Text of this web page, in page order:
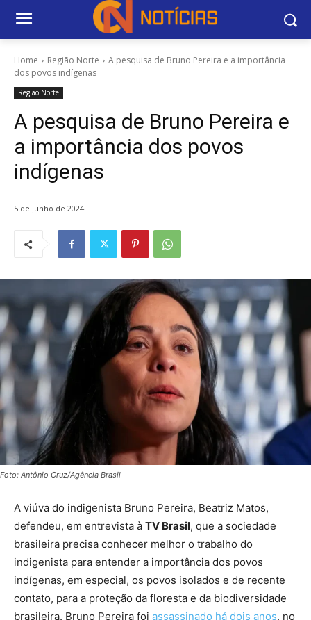
Home Região Norte
A pesquisa de Bruno Pereira e a importância
dos povos indígenas
Região Norte
A pesquisa de Bruno Pereira e
a importância dos povos
indígenas
5 de junho de 2024
Foto: Antônio Cruz/Agência Brasil
A viúva do indigenista Bruno Pereira, Beatriz Matos,
defendeu, em entrevista à TV Brasil, que a sociedade
brasileira precisa conhecer melhor o trabalho do
indigenista para entender a importância dos povos
indígenas, em especial, os povos isolados e de recente
contato, para a proteção da floresta e da biodiversidade
brasileira. Bruno Pereira foi assassinado há dois anos, no